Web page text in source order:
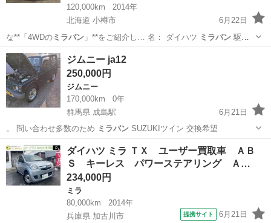
120,000km
2014年
北海道 小樽市
6月22日
な**「4WDのミラバン」**をご紹介し… 名： ダイハツ ミラバン駆動
方式…
北海道 小樽市
ジムニー ja12
250,000円
ジムニー
170,000km
0年
群馬県 成島駅
6月21日
。 問い合わせ多数のため ミラバンSUZUKIツイン 交換希望
群馬 館林市 成島駅 ジムニー
ダイハツ ミラ ＴＸ ユーザー買取車 ＡＢ
Ｓ キーレス パワーステアリング Ａ…
234,000円
ミラ
80,000km
2014年
兵庫県 加古川市
提携サイト 6月21日